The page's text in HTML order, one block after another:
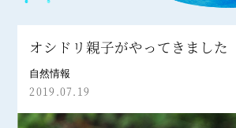
オシドリ親子がやってきました
自然情報
2019.07.19